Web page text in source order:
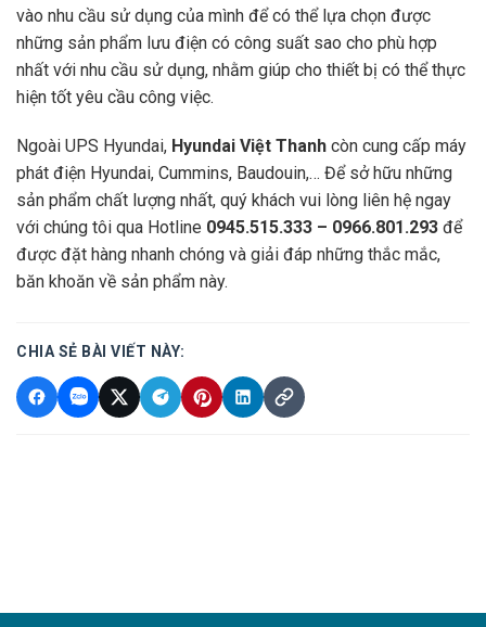
vào nhu cầu sử dụng của mình để có thể lựa chọn được
những sản phẩm lưu điện có công suất sao cho phù hợp
nhất với nhu cầu sử dụng, nhằm giúp cho thiết bị có thể thực
hiện tốt yêu cầu công việc.
Ngoài UPS Hyundai, Hyundai Việt Thanh còn cung cấp máy
phát điện Hyundai, Cummins, Baudouin,… Để sở hữu những
sản phẩm chất lượng nhất, quý khách vui lòng liên hệ ngay
với chúng tôi qua Hotline 0945.515.333 – 0966.801.293 để
được đặt hàng nhanh chóng và giải đáp những thắc mắc,
băn khoăn về sản phẩm này.
CHIA SẺ BÀI VIẾT NÀY: